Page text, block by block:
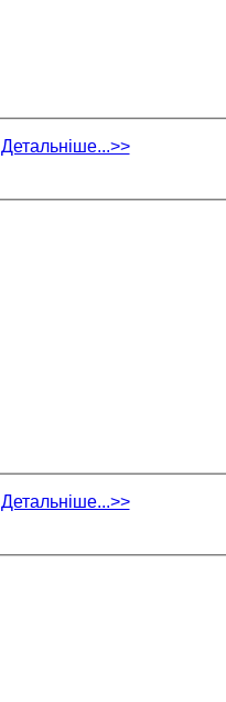
Детальніше...>>
Детальніше...>>